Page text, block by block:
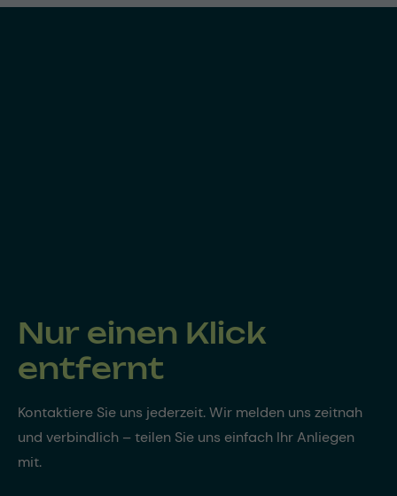
Nur einen Klick
entfernt
Kontaktiere Sie uns jederzeit. Wir melden uns zeitnah
und verbindlich – teilen Sie uns einfach Ihr Anliegen
mit.